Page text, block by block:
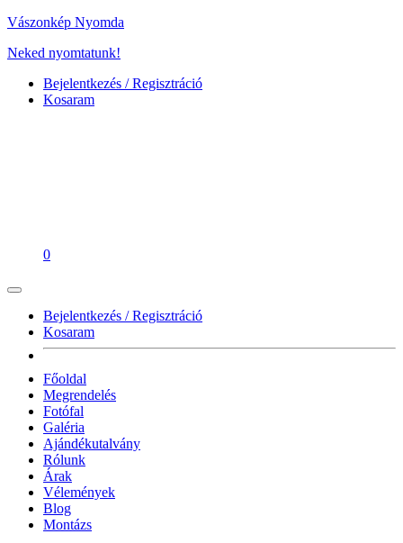
Vászonkép Nyomda
Neked nyomtatunk!
Bejelentkezés / Regisztráció
Kosaram
0
Bejelentkezés / Regisztráció
Kosaram
Főoldal
Megrendelés
Fotófal
Galéria
Ajándékutalvány
Rólunk
Árak
Vélemények
Blog
Montázs